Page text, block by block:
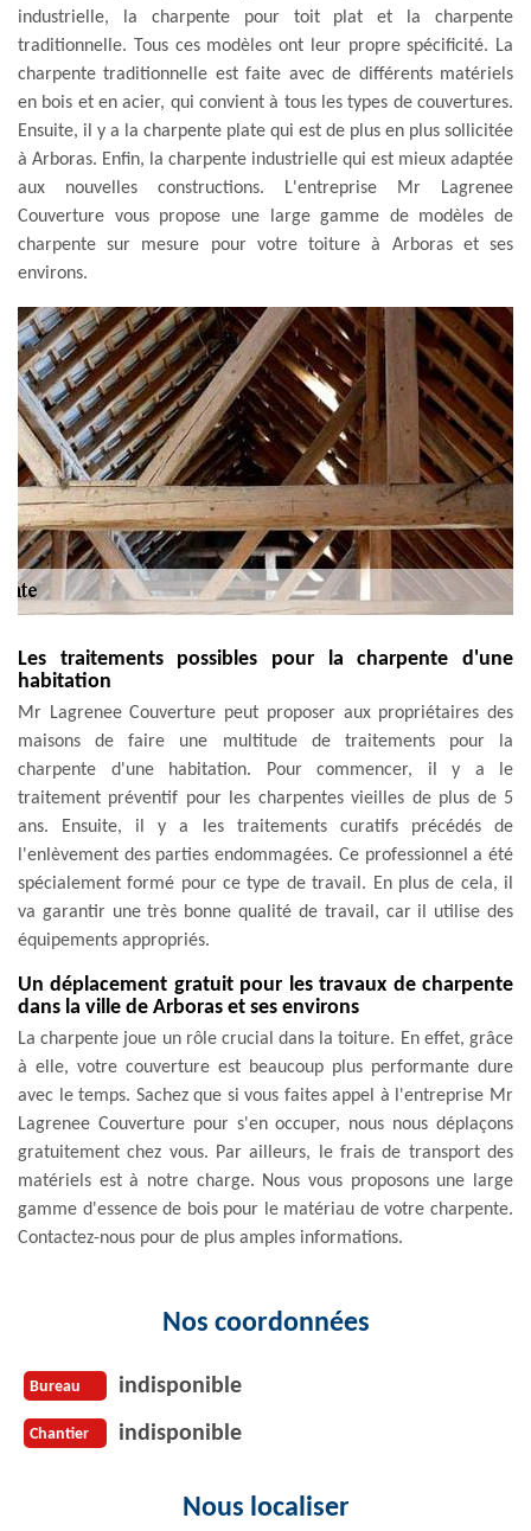
industrielle, la charpente pour toit plat et la charpente
traditionnelle. Tous ces modèles ont leur propre spécificité. La
charpente traditionnelle est faite avec de différents matériels
en bois et en acier, qui convient à tous les types de couvertures.
Ensuite, il y a la charpente plate qui est de plus en plus sollicitée
à Arboras. Enfin, la charpente industrielle qui est mieux adaptée
aux nouvelles constructions. L'entreprise Mr Lagrenee
Couverture vous propose une large gamme de modèles de
charpente sur mesure pour votre toiture à Arboras et ses
environs.
Les traitements possibles pour la charpente d'une
habitation
Mr Lagrenee Couverture peut proposer aux propriétaires des
maisons de faire une multitude de traitements pour la
charpente d'une habitation. Pour commencer, il y a le
traitement préventif pour les charpentes vieilles de plus de 5
ans. Ensuite, il y a les traitements curatifs précédés de
l'enlèvement des parties endommagées. Ce professionnel a été
spécialement formé pour ce type de travail. En plus de cela, il
va garantir une très bonne qualité de travail, car il utilise des
équipements appropriés.
Un déplacement gratuit pour les travaux de charpente
dans la ville de Arboras et ses environs
La charpente joue un rôle crucial dans la toiture. En effet, grâce
à elle, votre couverture est beaucoup plus performante dure
avec le temps. Sachez que si vous faites appel à l'entreprise Mr
Lagrenee Couverture pour s'en occuper, nous nous déplaçons
gratuitement chez vous. Par ailleurs, le frais de transport des
matériels est à notre charge. Nous vous proposons une large
gamme d'essence de bois pour le matériau de votre charpente.
Contactez-nous pour de plus amples informations.
Nos coordonnées
Bureau indisponible
Chantier indisponible
Nous localiser